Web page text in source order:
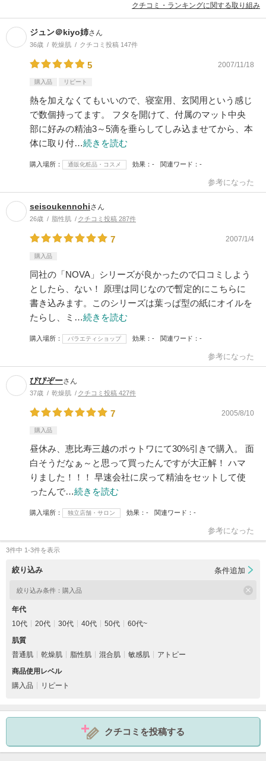
クチコミ・ランキングに関する取り組み
ジュン＠kiyo姉さん
36歳 乾燥肌 クチコミ投稿 147件
5 2007/11/18
購入品 リピート
熱を加えなくてもいいので、寝室用、玄関用という感じ
で数個持ってます。 フタを開けて、付属のマット中央
部に好みの精油3～5滴を垂らしてしみ込ませてから、本
体に取り付…続きを読む
購入場所 通販化粧品・コスメ 効果 - 関連ワード -
参考になった
seisoukennohiさん
26歳 脂性肌 クチコミ投稿 287件
7 2007/1/4
購入品
同社の「NOVA」シリーズが良かったので口コミしよう
としたら、ない！ 原理は同じなので暫定的にこちらに
書き込みます。このシリーズは葉っぱ型の紙にオイルを
たらし、ミ…続きを読む
購入場所 バラエティショップ 効果 - 関連ワード -
参考になった
ぴぴぞーさん
37歳 乾燥肌 クチコミ投稿 427件
7 2005/8/10
購入品
昼休み、恵比寿三越のポゥトワにて30%引きで購入。 面
白そうだなぁ～と思って買ったんですが大正解！ ハマ
りました！！！ 早速会社に戻って精油をセットして使
ったんで…続きを読む
購入場所 独立店舗・サロン 効果 - 関連ワード -
参考になった
3件中 1-3件を表示
絞り込み 条件追加
絞り込み条件： 購入品
年代
10代
20代 30代 40代 50代
60代~
肌質
普通肌
乾燥肌 脂性肌 混合肌 敏感肌
アトピー
商品使用レベル
購入品
リピート
クチコミを投稿する